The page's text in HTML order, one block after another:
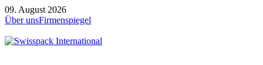
09. August 2026
Über unsFirmenspiegel